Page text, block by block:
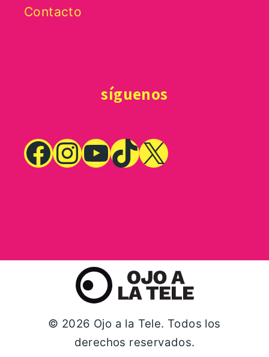
Contacto
síguenos
© 2026 Ojo a la Tele. Todos los
derechos reservados.